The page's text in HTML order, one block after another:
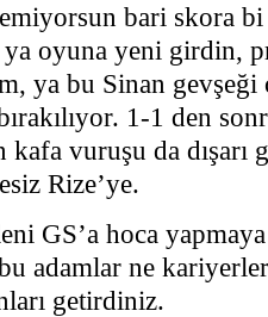
bari skora
ya oyuna yeni girdin,
ya bu Sinan
1-1 den
kafa vuruşu da dışarı
Rize’ye.
GS’a hoca
adamlar ne
getirdiniz.